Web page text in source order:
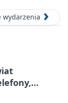
wydarzenia